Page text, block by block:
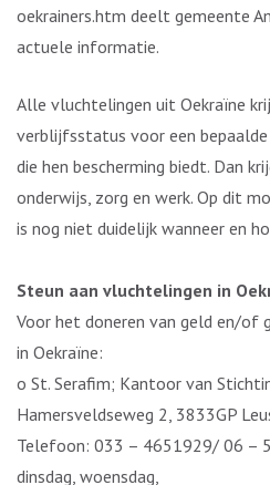
oekrainers.htm deelt gemeente
actuele informatie.
Alle vluchtelingen uit Oekraïne
verblijfsstatus voor een bepaalde
die hen bescherming biedt. Dan
onderwijs, zorg en werk. Op dit
is nog niet duidelijk wanneer en
Steun aan vluchtelingen in
Voor het doneren van geld en/of
in Oekraïne:
o St. Serafim; Kantoor van
Hamersveldseweg 2, 3833GP
Telefoon: 033 – 4651929/ 06 –
dinsdag, woensdag,